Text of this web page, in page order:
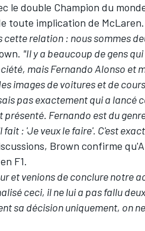
le double Champion du
toute implication de McLaren.
cette relation : nous sommes
"Il y a beaucoup de gens
mais Fernando Alonso et
images de voitures et de
pas exactement qui a lancé
présenté. Fernando est du
: 'Je veux le faire'. C'est
Brown confirme
F1.
et venions de conclure notre
ceci, il ne lui a pas fallu
sa décision uniquement, on